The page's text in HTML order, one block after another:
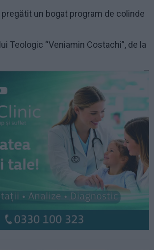
un bogat program de colinde
Teologic “Veniamin Costachi”, de la